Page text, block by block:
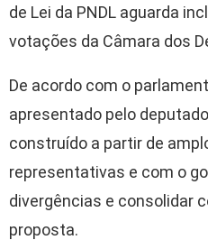
de Lei da PNDL aguarda
votações da Câmara dos
De acordo com o
apresentado pelo
construído a partir de
representativas e com o
divergências e consolidar
proposta.